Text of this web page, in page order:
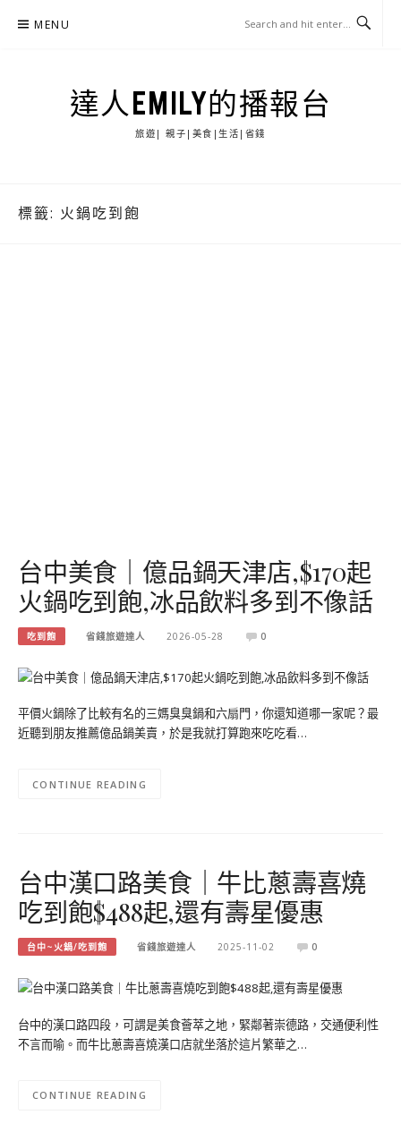
MENU
達人EMILY的播報台
旅遊| 親子|美食|生活|省錢
標籤: 火鍋吃到飽
台中美食｜億品鍋天津店,$170起
火鍋吃到飽,冰品飲料多到不像話
吃到飽 省錢旅遊達人 2026-05-28 0
平價火鍋除了比較有名的三媽臭臭鍋和六扇門，你還知道哪一家呢？最
近聽到朋友推薦億品鍋美賣，於是我就打算跑來吃吃看…
CONTINUE READING
台中漢口路美食｜牛比蔥壽喜燒
吃到飽$488起,還有壽星優惠
台中~火鍋/吃到飽 省錢旅遊達人 2025-11-02 0
台中的漢口路四段，可謂是美食薈萃之地，緊鄰著崇德路，交通便利性
不言而喻。而牛比蔥壽喜燒漢口店就坐落於這片繁華之…
CONTINUE READING